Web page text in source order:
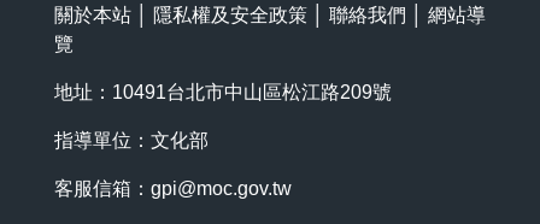
關於本站 隱私權及安全政策 聯絡我們
網站導
覽
地址：10491台北市中山區松江路209號
指導單位：文化部
客服信箱： gpi@moc.gov.tw